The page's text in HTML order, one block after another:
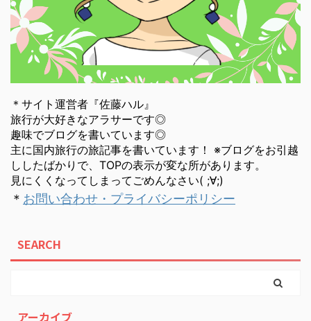
＊サイト運営者『佐藤ハル』
旅行が大好きなアラサーです◎
趣味でブログを書いています◎
主に国内旅行の旅記事を書いています！ ※ブログをお引越
ししたばかりで、TOPの表示が変な所があります。
見にくくなってしまってごめんなさい( ;∀;)
＊ お問い合わせ・プライバシーポリシー
SEARCH
アーカイブ